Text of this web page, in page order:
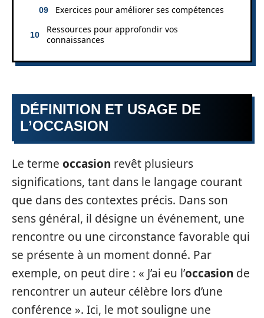
Exercices pour améliorer ses compétences
Ressources pour approfondir vos
connaissances
DÉFINITION ET USAGE DE
L’OCCASION
Le terme occasion revêt plusieurs
significations, tant dans le langage courant
que dans des contextes précis. Dans son
sens général, il désigne un événement, une
rencontre ou une circonstance favorable qui
se présente à un moment donné. Par
exemple, on peut dire : « J’ai eu l’occasion de
rencontrer un auteur célèbre lors d’une
conférence ». Ici, le mot souligne une